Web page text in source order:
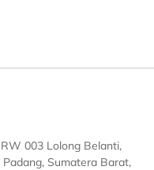
003 Lolong Belanti,
Sumatera Barat,